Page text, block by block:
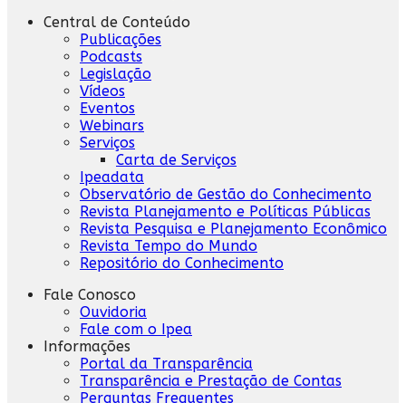
Central de Conteúdo
Publicações
Podcasts
Legislação
Vídeos
Eventos
Webinars
Serviços
Carta de Serviços
Ipeadata
Observatório de Gestão do Conhecimento
Revista Planejamento e Políticas Públicas
Revista Pesquisa e Planejamento Econômico
Revista Tempo do Mundo
Repositório do Conhecimento
Fale Conosco
Ouvidoria
Fale com o Ipea
Informações
Portal da Transparência
Transparência e Prestação de Contas
Perguntas Frequentes